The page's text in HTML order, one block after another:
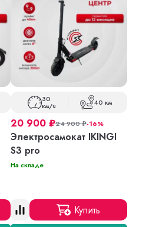
30
км/ч 40 км
20 900 ₽24 900₽-16%
Электросамокат IKINGI
S3 pro
На складе
Купить